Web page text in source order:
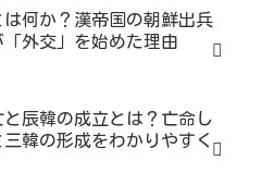
は何か？漢帝国の朝鮮出兵
「外交」を始めた理由
と辰韓の成立とは？亡命し
韓の形成をわかりやすく